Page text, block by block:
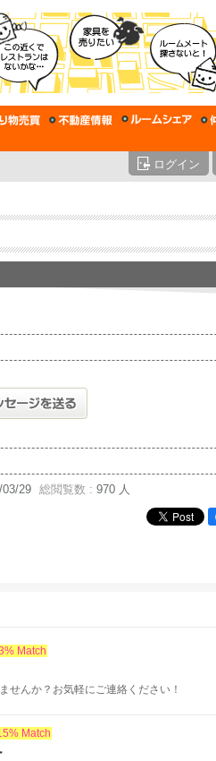
ログイン
03/29 総閲覧数 : 970 人
Match
せんか？お気軽にご連絡ください！
Match